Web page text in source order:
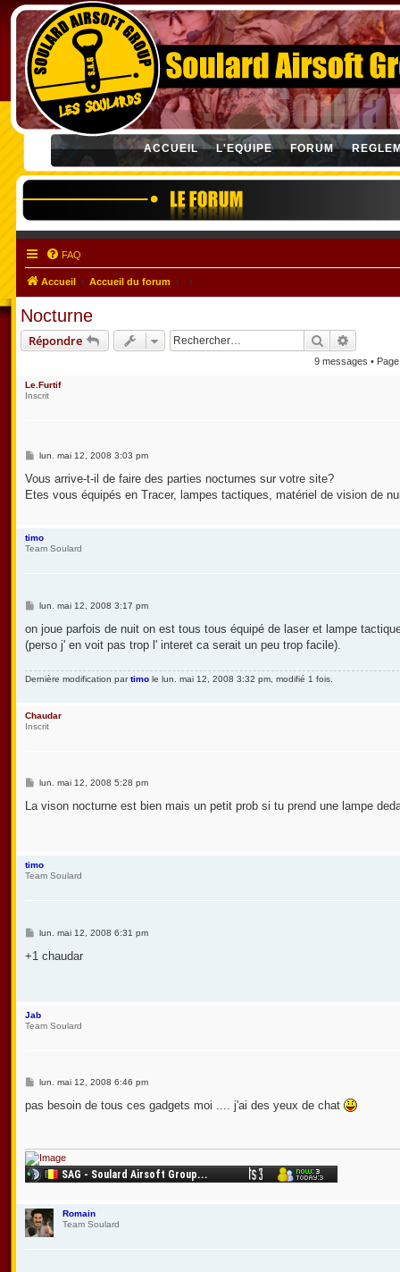
ACCUEIL L'EQUIPE FORUM
FAQ
Accueil Accueil du forum
Nocturne
Répondre Rechercher
9 messages •
Le.Furtif
Inscrit
M
s
a
lun. mai 12, 2008 3:03 pm
Vous arrive-t-il de faire des parties nocturnes sur votre site?
Etes vous équipés en Tracer, lampes tactiques, matériel de vision de
timo
Team Soulard
M
s
a
e
lun. mai 12, 2008 3:17 pm
on joue parfois de nuit on est tous tous équipé de laser et lampe
(perso j' en voit pas trop l' interet ca serait un peu trop facile).
Dernière modification partimo le lun. mai 12, 2008 3:32 pm, modifié 1 fois.
Chaudar
Inscrit
M
s
lun. mai 12, 2008 5:28 pm
La vison nocturne est bien mais un petit prob si tu prend une lampe
timo
Team Soulard
M
s
lun. mai 12, 2008 6:31 pm
+1 chaudar
Jab
Team Soulard
M
s
lun. mai 12, 2008 6:46 pm
pas besoin de tous ces gadgets moi .... j'ai des yeux de chat
Romain
Team Soulard